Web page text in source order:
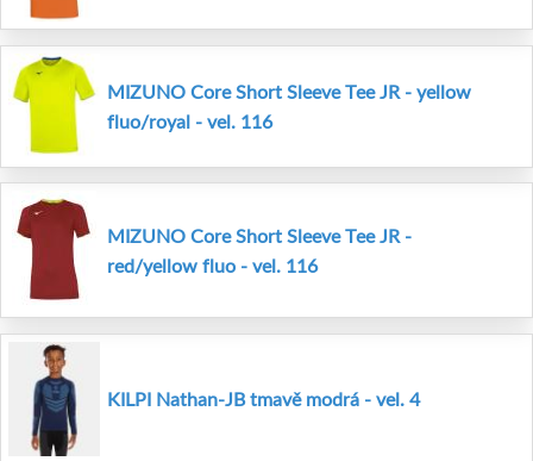
MIZUNO Core Short Sleeve Tee JR - yellow
fluo/royal - vel. 116
MIZUNO Core Short Sleeve Tee JR -
red/yellow fluo - vel. 116
KILPI Nathan-JB tmavě modrá - vel. 4